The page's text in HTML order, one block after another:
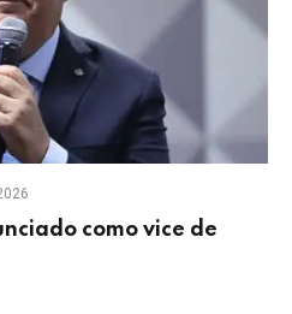
como vice de